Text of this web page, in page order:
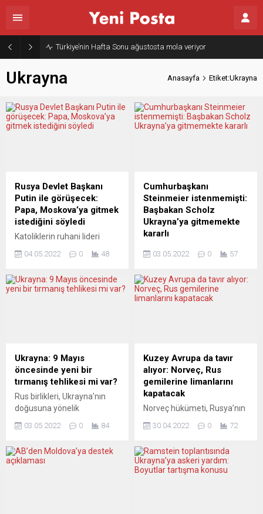
Türkiye’nin Hafta Sonu ağustosta mola veriyor
Ukrayna Anasayfa Etiket:Ukrayna
Rusya Devlet Başkanı
Putin ile görüşecek:
Papa, Moskova’ya gitmek
istediğini söyledi
Katoliklerin ruhani lideri
Rusya Savaşı’nı durdurmak
Devlet Başkanı Vladimir
Putin ile görüşmek istediğini
demeçte, Rusya’nın
Ukrayna’ya 24 Şubat’ta
açtığı savaşın ilk gününde
Rusya’nın Vatikan
Büyükelçisi’ne gittiğini
anımsatarak, “Büyükelçiliğe
giderek, tüm...
04.05.2022 0 48
Cumhurbaşkanı
Steinmeier istenmemişti:
Başbakan Scholz
Ukrayna’ya gitmemekte
kararlı
Scholz, Cumhurbaşkanı
Ukrayna’ya ziyaret talebinin
reddedilmesinin, kendisinin
kanalında Ukrayna’daki
savaşa ilişkin soruları
yanıtlarken, Almanya
Cumhurbaşkanı’nın
ziyaretinin reddedilmesinin
kayda değer bir olay
olduğunu hatırlattı. Scholz,
Steinmeier’in Ukrayna’ya
ziyaret talebinin
reddedilmesinin...
03.05.2022 0 57
Ukrayna: 9 Mayıs
öncesinde yeni bir
tırmanış tehlikesi mi var?
Rus birlikleri, Ukrayna’nın
doğusuna yönelik
Sivillerin Mariupol’dan
ateşkese rağmen, Nazi
03.05.2022 0 84
Kuzey Avrupa da tavır
alıyor: Norveç, Rus
gemilerine limanlarını
kapatacak
Norveç hükümeti, Rusya’nın
ötürü Rus gemilerine
aldı. Devlet televizyonu
NRK’de yayınlanan bir
30.04.2022 0 72